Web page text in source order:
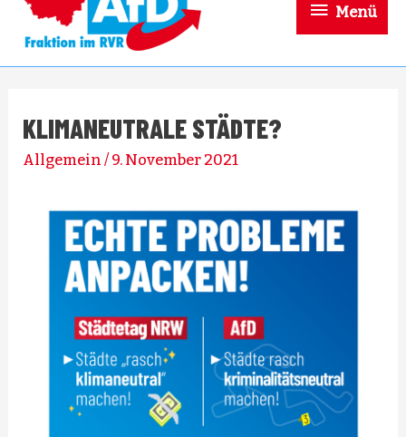
Menü
KLIMANEUTRALE STÄDTE?
Allgemein / 9. November 2021